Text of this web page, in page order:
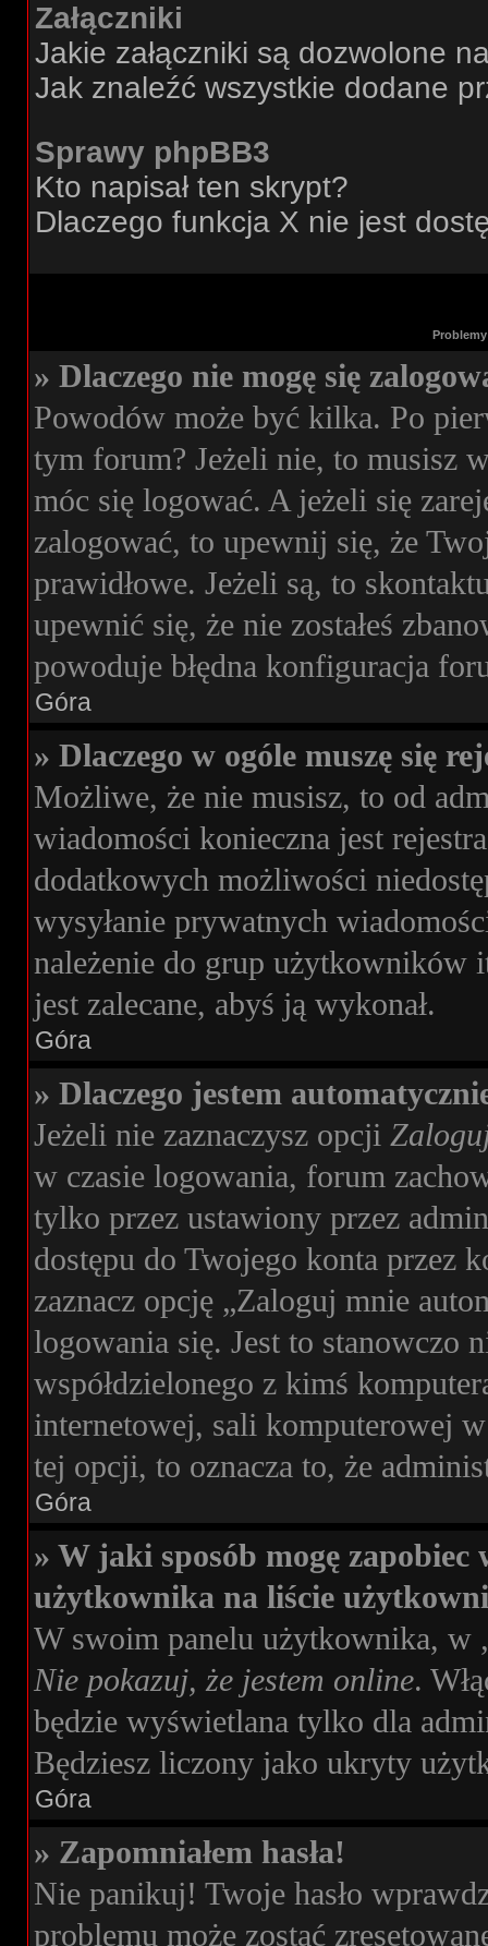
Załączniki
Jakie załączniki są dozwolone
Jak znaleźć wszystkie dodane
Sprawy phpBB3
Kto napisał ten skrypt?
Dlaczego funkcja X nie jest
» Dlaczego nie mogę się
Powodów może być kilka. Po
tym forum? Jeżeli nie, to musisz
móc się logować. A jeżeli się
zalogować, to upewnij się, że
prawidłowe. Jeżeli są, to
upewnić się, że nie zostałeś
powoduje błędna konfiguracja
Góra
» Dlaczego w ogóle muszę się
Możliwe, że nie musisz, to od
wiadomości konieczna jest
dodatkowych możliwości
wysyłanie prywatnych
należenie do grup użytkowników
jest zalecane, abyś ją wykonał.
Góra
» Dlaczego jestem
Jeżeli nie zaznaczysz opcji
w czasie logowania, forum
tylko przez ustawiony przez
dostępu do Twojego konta przez
zaznacz opcję „Zaloguj mnie
logowania się. Jest to stanowczo
współdzielonego z kimś
internetowej, sali komputerowej
tej opcji, to oznacza to, że
Góra
» W jaki sposób mogę
użytkownika na liście
W swoim panelu użytkownika, w
Nie pokazuj, że jestem online.
będzie wyświetlana tylko dla
Będziesz liczony jako ukryty
Góra
» Zapomniałem hasła!
Nie panikuj! Twoje hasło
problemu może zostać